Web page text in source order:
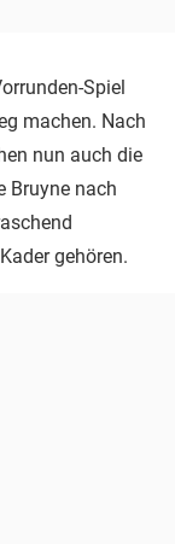
Spiel
machen. Nach
nun auch die
Bruyne nach
gehören.